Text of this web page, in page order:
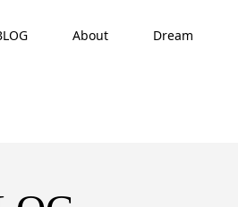
About Dream